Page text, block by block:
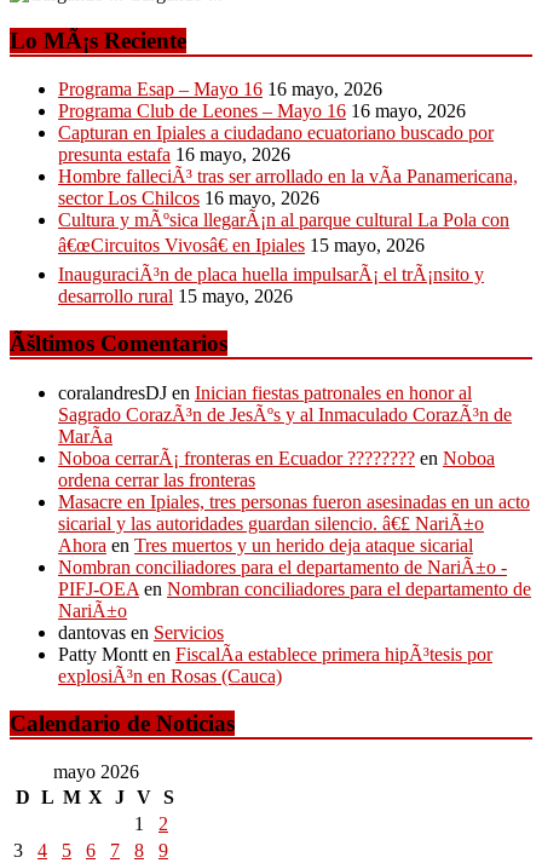
Lo MÃ¡s Reciente
Programa Esap – Mayo 16 16 mayo, 2026
Programa Club de Leones – Mayo 16 16 mayo, 2026
Capturan en Ipiales a ciudadano ecuatoriano buscado por
presunta estafa 16 mayo, 2026
Hombre falleciÃ³ tras ser arrollado en la vÃ­a Panamericana,
sector Los Chilcos 16 mayo, 2026
Cultura y mÃºsica llegarÃ¡n al parque cultural La Pola con
â€œCircuitos Vivosâ€ en Ipiales 15 mayo, 2026
InauguraciÃ³n de placa huella impulsarÃ¡ el trÃ¡nsito y
desarrollo rural 15 mayo, 2026
Ãšltimos Comentarios
coralandresDJ en Inician fiestas patronales en honor al
Sagrado CorazÃ³n de JesÃºs y al Inmaculado CorazÃ³n de
MarÃ­a
Noboa cerrarÃ¡ fronteras en Ecuador ???????? en Noboa
ordena cerrar las fronteras
Masacre en Ipiales, tres personas fueron asesinadas en un acto
sicarial y las autoridades guardan silencio. â€£ NariÃ±o
Ahora en Tres muertos y un herido deja ataque sicarial
Nombran conciliadores para el departamento de NariÃ±o -
PIFJ-OEA en Nombran conciliadores para el departamento de
NariÃ±o
dantovas en Servicios
Patty Montt en FiscalÃ­a establece primera hipÃ³tesis por
explosiÃ³n en Rosas (Cauca)
Calendario de Noticias
mayo 2026
D L M X J V S
1
2
3
4 5 6 7 8
9